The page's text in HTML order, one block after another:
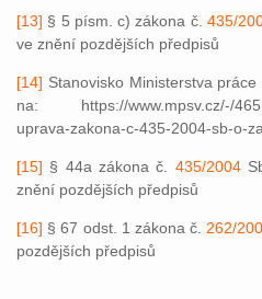
[13] § 5 písm. c) zákona č. 435/
ve znění pozdějších předpisů
[14] Stanovisko Ministerstva
na: https://www.mpsv.cz/-/
uprava-zakona-c-435-2004-sb-o-
[15] § 44a zákona č. 435/2004
znění pozdějších předpisů
[16] § 67 odst. 1 zákona č. 262/
pozdějších předpisů